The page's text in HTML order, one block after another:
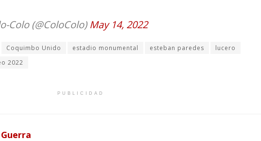
Colo (@ColoColo) May 14, 2022
Coquimbo Unido estadio monumental esteban paredes
lucero
2022
PUBLICIDAD